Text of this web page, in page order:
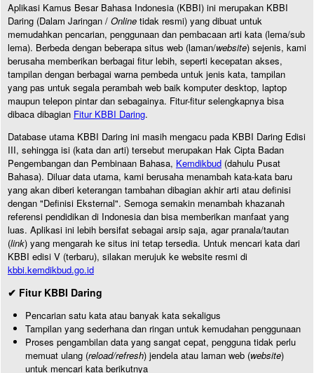
Aplikasi Kamus Besar Bahasa Indonesia (KBBI) ini merupakan KBBI
Daring (Dalam Jaringan / Online tidak resmi) yang dibuat untuk
memudahkan pencarian, penggunaan dan pembacaan arti kata (lema/sub
lema). Berbeda dengan beberapa situs web (laman/website) sejenis, kami
berusaha memberikan berbagai fitur lebih, seperti kecepatan akses,
tampilan dengan berbagai warna pembeda untuk jenis kata, tampilan
yang pas untuk segala perambah web baik komputer desktop, laptop
maupun telepon pintar dan sebagainya. Fitur-fitur selengkapnya bisa
dibaca dibagian Fitur KBBI Daring.
Database utama KBBI Daring ini masih mengacu pada KBBI Daring Edisi
III, sehingga isi (kata dan arti) tersebut merupakan Hak Cipta Badan
Pengembangan dan Pembinaan Bahasa, Kemdikbud (dahulu Pusat
Bahasa). Diluar data utama, kami berusaha menambah kata-kata baru
yang akan diberi keterangan tambahan dibagian akhir arti atau definisi
dengan "Definisi Eksternal". Semoga semakin menambah khazanah
referensi pendidikan di Indonesia dan bisa memberikan manfaat yang
luas. Aplikasi ini lebih bersifat sebagai arsip saja, agar pranala/tautan
(link) yang mengarah ke situs ini tetap tersedia. Untuk mencari kata dari
KBBI edisi V (terbaru), silakan merujuk ke website resmi di
kbbi.kemdikbud.go.id
✔ Fitur KBBI Daring
Pencarian satu kata atau banyak kata sekaligus
Tampilan yang sederhana dan ringan untuk kemudahan penggunaan
Proses pengambilan data yang sangat cepat, pengguna tidak perlu
memuat ulang (reload/refresh) jendela atau laman web (website)
untuk mencari kata berikutnya